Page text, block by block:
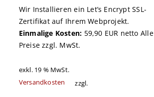
Wir Installieren ein Let’s EncryptSSL-
Zertifikat auf Ihrem Webprojekt.
Einmalige Kosten: 59,90 EUR netto Alle
Preise zzgl. MwSt.
exkl. 19 % MwSt.
zzgl.
Versandkosten